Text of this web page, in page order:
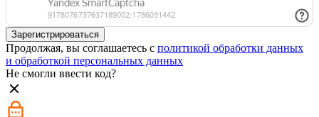
Зарегистрироваться
Продолжая, вы соглашаетесь с политикой обработки данных
и обработкой персональных данных
Не смогли ввести код?